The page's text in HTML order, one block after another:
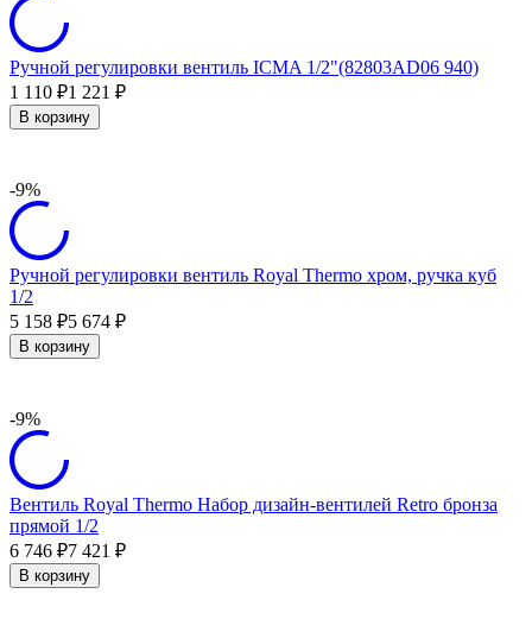
Ручной регулировки вентиль ICMA 1/2"(82803AD06 940)
1 110 ₽1 221 ₽
В корзину
-9%
Ручной регулировки вентиль Royal Thermo хром, ручка куб
1/2
5 158 ₽5 674 ₽
В корзину
-9%
Вентиль Royal Thermo Набор дизайн-вентилей Retro бронза
прямой 1/2
6 746 ₽7 421 ₽
В корзину